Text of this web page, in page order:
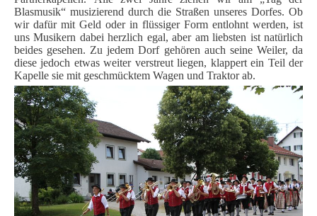
Blasmusik“ musizierend durch die Straßen unseres Dorfes. Ob
wir dafür mit Geld oder in flüssiger Form entlohnt werden, ist
uns Musikern dabei herzlich egal, aber am liebsten ist natürlich
beides gesehen. Zu jedem Dorf gehören auch seine Weiler, da
diese jedoch etwas weiter verstreut liegen, klappert ein Teil der
Kapelle sie mit geschmücktem Wagen und Traktor ab.